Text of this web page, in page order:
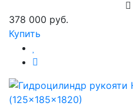
378 000 руб.
Купить